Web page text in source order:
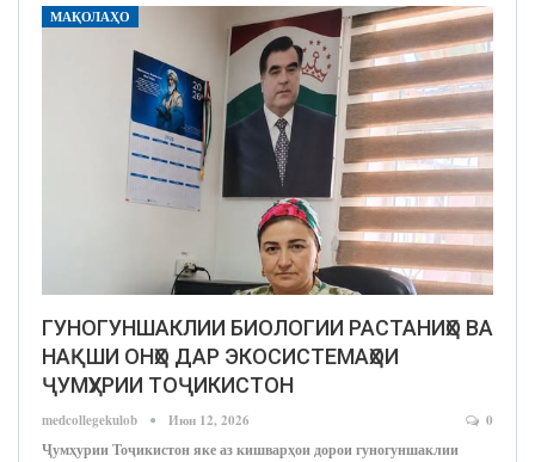
МАҚОЛАҲО
ГУНОГУНШАКЛИИ БИОЛОГИИ РАСТАНИҲО ВА
НАҚШИ ОНҲО ДАР ЭКОСИСТЕМАҲОИ
ҶУМҲУРИИ ТОҶИКИСТОН
medcollegekulob Июн 12, 2026 0
Ҷумҳурии Тоҷикистон яке аз кишварҳои дорои гуногуншаклии